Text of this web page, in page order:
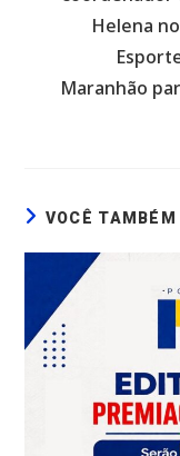
Helena
Maranhão
VOCÊ TAMBÉM